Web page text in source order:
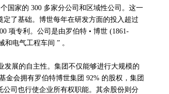
国家的 300 多家分公司和区域性公司。这一
了基础。博世每年在研发方面的投入超过
项专利。公司是由罗伯特 • 博世 (1861-
和电气工程车间 ” 。
展的自主性。集团不仅能够进行大规模的
金会拥有罗伯特博世集团 92% 的股权，集团
司也行使企业所有权职能。其余股份则分